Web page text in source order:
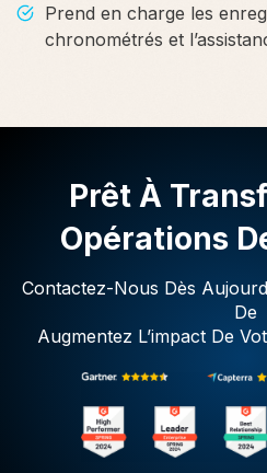
Prend en charge les
chronométrés et
Prêt À
Opérations
Contactez-Nous Dès
De
Augmentez L’impact De